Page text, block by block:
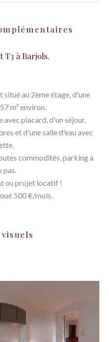
à Barjols.
au 2ème étage, d'une
m² environ.
avec placard, d'un séjour,
et d'une salle d'eau avec
commodités, parking à
pas.
ou projet locatif !
500 €/mois.